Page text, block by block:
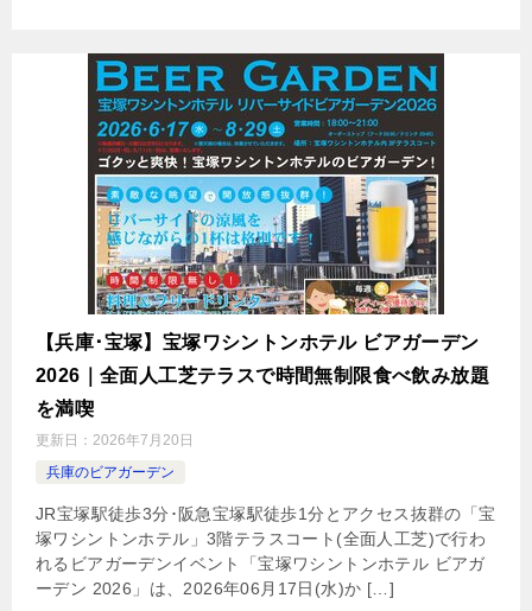
【兵庫･宝塚】宝塚ワシントンホテル ビアガーデン
2026｜全面人工芝テラスで時間無制限食べ飲み放題
を満喫
更新日： 2026年7月20日
兵庫のビアガーデン
JR宝塚駅徒歩3分･阪急宝塚駅徒歩1分とアクセス抜群の「宝
塚ワシントンホテル」3階テラスコート(全面人工芝)で行わ
れるビアガーデンイベント「宝塚ワシントンホテル ビアガ
ーデン 2026」は、2026年06月17日(水)か […]